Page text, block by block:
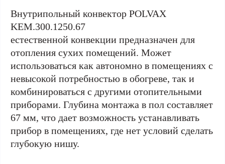
Внутрипольный конвектор POLVAX
KEM.300.1250.67
естественной конвекции предназначен для
отопления сухих помещений. Может
использоваться как автономно в помещениях с
невысокой потребностью в обогреве, так и
комбинироваться с другими отопительными
приборами. Глубина монтажа в пол составляет
67 мм, что дает возможность устанавливать
прибор в помещениях, где нет условий сделать
глубокую нишу.